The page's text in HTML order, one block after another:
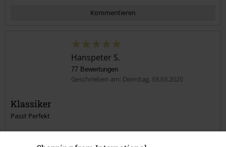
Kommentieren
Kommentar jetzt abschicken!
Hanspeter S.
77 Bewertungen
Geschrieben am: Dienstag, 03.03.2020
Klassiker
Passt Perfekt